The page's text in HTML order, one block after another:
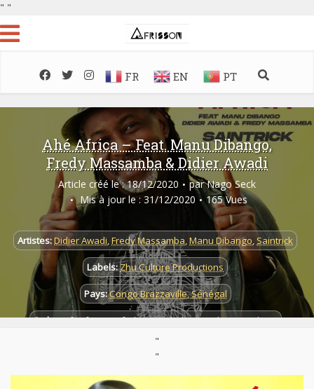
" "
FR EN PT
Ahé Africa – Feat. Manu Dibango,
Fredy Massamba & Didier Awadi
Article créé le : 18/12/2020 par Nago Seck
Mis à jour le : 31/12/2020
165 Vues
Artistes: Didier Awadi,Fredy Massamba,Manu Dibango,Saintrick
Labels: Zhu Culture Productions
Pays:Congo Brazzaville,Sénégal
Styles:Afro-fusion/afrobeats,Mbalax,Rumba congolaise
"
"